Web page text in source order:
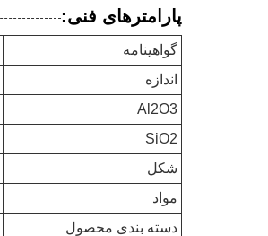
پارامترهای فنی:
گواهینامه
اندازه
Al2O3
SiO2
شکل
مواد
دسته بندی محصول